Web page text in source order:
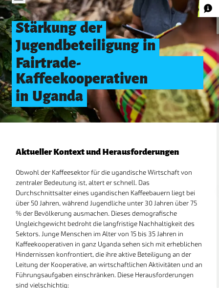
Stärkung der Jugendbeteiligung in Fairtrade-
Stärkung der
Jugendbeteiligung in
Fairtrade-
Kaffeekooperativen
in Uganda
Aktueller Kontext und Herausforderungen
Obwohl der Kaffeesektor für die ugandische Wirtschaft von
zentraler Bedeutung ist, altert er schnell. Das
Durchschnittsalter eines ugandischen Kaffeebauern liegt bei
über 50 Jahren, während Jugendliche unter 30 Jahren über 75
% der Bevölkerung ausmachen. Dieses demografische
Ungleichgewicht bedroht die langfristige Nachhaltigkeit des
Sektors. Junge Menschen im Alter von 15 bis 35 Jahren in
Kaffeekooperativen in ganz Uganda sehen sich mit erheblichen
Hindernissen konfrontiert, die ihre aktive Beteiligung an der
Leitung der Kooperative, an wirtschaftlichen Aktivitäten und an
Führungsaufgaben einschränken. Diese Herausforderungen
sind vielschichtig:
KARTENANSICHTEN
LÄNDER
Datenschutzbestimmungen
In order to work as intended, this site store cookies on
your device. To learn more about the cookies we use,
please read ourPrivacy Policy
Accept